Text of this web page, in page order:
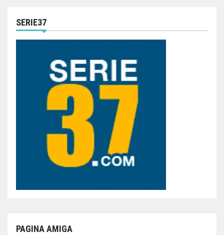
SERIE37
PAGINA AMIGA